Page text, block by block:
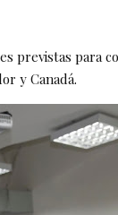
previstas para
y Canadá.